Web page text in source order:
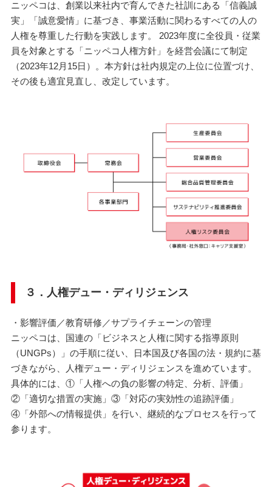
ニッペコは、創業以来社内で育んできた社訓にある「信義誠
実」「誠意愛情」に基づき、事業活動に関わるすべての人の
人権を尊重した行動を実践します。 2023年度に全役員・従業
員を対象とする「ニッペコ人権方針」を経営会議にて制定
（2023年12月15日）。本方針は社内規定の上位に位置づけ、
その後も適宜見直し、改定しています。
３．人権デュー・ディリジェンス
・影響評価／教育研修／サプライチェーンの管理
ニッペコは、国連の「ビジネスと人権に関する指導原則
（UNGPs）」の手順に従い、日本国及び各国の法・規約に基
づきながら、人権デュー・ディリジェンスを進めています。
具体的には、①「人権への負の影響の特定、分析、評価」
②「適切な措置の実施」③「対応の実効性の追跡評価」
④「外部への情報提供」を行い、継続的なプロセスを行って
参ります。